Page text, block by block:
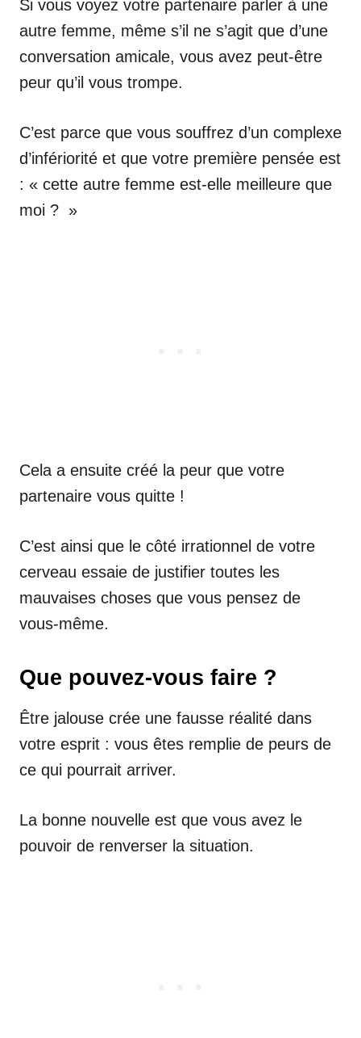
Si vous voyez votre partenaire parler à une
autre femme, même s’il ne s’agit que d’une
conversation amicale, vous avez peut-être
peur qu’il vous trompe.
C’est parce que vous souffrez d’un complexe
d’infériorité et que votre première pensée est
: « cette autre femme est-elle meilleure que
moi ? »
Cela a ensuite créé la peur que votre
partenaire vous quitte !
C’est ainsi que le côté irrationnel de votre
cerveau essaie de justifier toutes les
mauvaises choses que vous pensez de
vous-même.
Que pouvez-vous faire ?
Être jalouse crée une fausse réalité dans
votre esprit : vous êtes remplie de peurs de
ce qui pourrait arriver.
La bonne nouvelle est que vous avez le
pouvoir de renverser la situation.